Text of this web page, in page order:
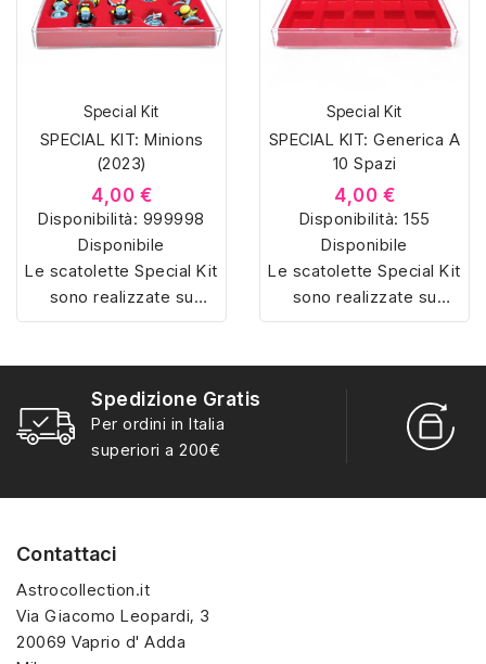
pratiche per organizzare
e mostrare la tua
pratiche per organizzare
e mostrare la tua
Special Kit
SPECIAL KIT: Minions
(2023)
4,00 €
Disponibilità: 999998
Disponibile
Le scatolette Special Kit
sono realizzate su
misura con materiali di
vellutino rosso e offrono
soluzioni eleganti e
pratiche per organizzare
collezione di sorpresine.
Special Kit
SPECIAL KIT: Generica A
10 Spazi
4,00 €
Disponibilità: 155
Disponibile
Le scatolette Special Kit
sono realizzate su
misura con materiali di
vellutino rosso e offrono
soluzioni eleganti e
pratiche per organizzare
collezione di sorpresine.
Spedizione Gratis
Per ordini in Italia
superiori a 200€
Contattaci
Astrocollection.it
Via Giacomo Leopardi, 3
20069 Vaprio d' Adda